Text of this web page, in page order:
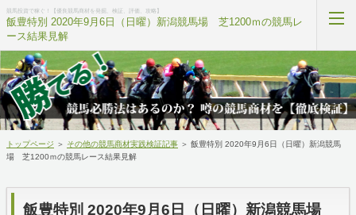
競馬投資で稼ぐ！【優良競馬商材を発掘、検証、評価、攻略】
飯豊特別 2020年9月6日（日曜）新潟競馬場 芝1200ｍの競馬レ
ース結果見解
当サイトについて
無料プレゼント
競馬商材ランキング
競馬用語ポイント集
トップページ ＞ その他の競馬商材実践検証記事 ＞ 飯豊特別 2020年9月6日（日曜）新潟競馬
場 芝1200ｍの競馬レース結果見解
飯豊特別 2020年9月6日（日曜）新潟競馬場